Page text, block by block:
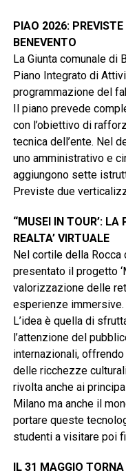
PIAO 2026:
BENEVENTO
La Giunta comunale di
Piano Integrato di
programmazione del
Il piano prevede
con l’obiettivo di
tecnica dell’ente. Nel
uno amministrativo e
aggiungono sette
Previste due
“MUSEI IN TOUR’:
REALTA’ VIRTUALE
Nel cortile della
presentato il progetto
valorizzazione delle
esperienze immersive.
L’idea è quella di
l’attenzione del
internazionali,
delle ricchezze
rivolta anche ai
Milano ma anche il
portare queste
studenti a visitare poi
IL 31 MAGGIO TORNA